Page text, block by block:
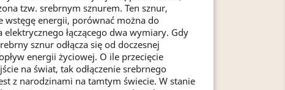
tzw. srebrnym sznurem. Ten sznur,
wstęgę energii, porównać można do
łączącego dwa wymiary. Gdy
sznur odłącza się od doczesnej
energii życiowej. O ile przecięcie
na świat, tak odłączenie srebrnego
z narodzinami na tamtym świecie. W stanie